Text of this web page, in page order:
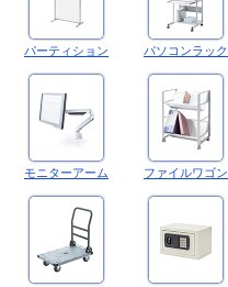
パーティション パソコンラック
モニターアーム ファイルワゴン